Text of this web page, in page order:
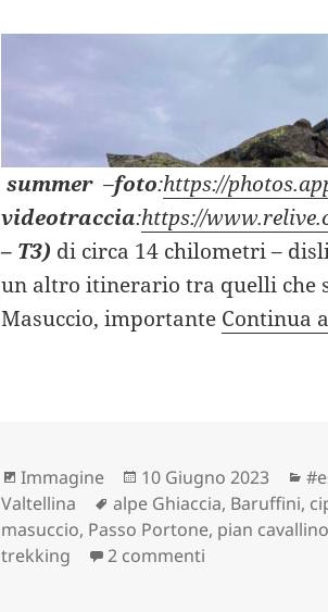
summer–foto:https://
videotraccia:https://
– T3) di circa 14 chilometri –
un altro itinerario tra quelli che
Masuccio, importante Continua
Formato
Immagine
Scritto
il
10 Giugno 2023
Valtellina
Tag
alpe Ghiaccia, Baruffini,
masuccio, Passo Portone, pian cavallino
trekking
2 commenti